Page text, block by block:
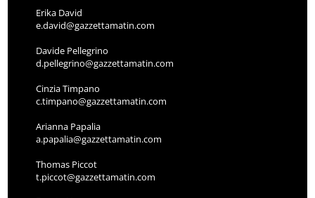
Erika David
e.david@gazzettamatin.com
Davide Pellegrino
d.pellegrino@gazzettamatin.com
Cinzia Timpano
c.timpano@gazzettamatin.com
Arianna Papalia
a.papalia@gazzettamatin.com
Thomas Piccot
t.piccot@gazzettamatin.com